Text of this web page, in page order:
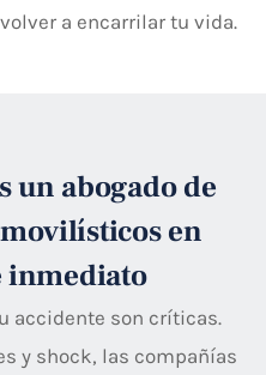
a encarrilar tu vida.
un abogado de
en
inmediato
accidente son críticas.
y shock, las compañías